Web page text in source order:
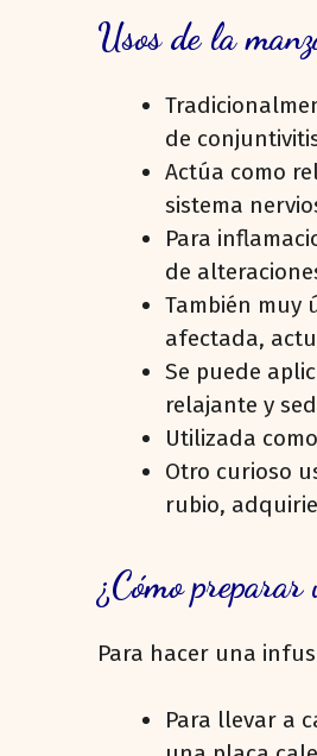
Usos de la
de
Actúa como
sistema
Para
de
También muy
afectada,
Se puede
relajante y
Utilizada
Otro curioso
rubio,
¿Cómo
Para hacer una
Para llevar a